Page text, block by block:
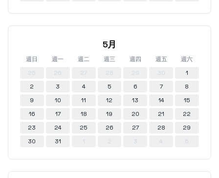
5月
週日 週一 週二 週三 週四 週五
週六
25
26 27 28 29 30
1
2
3 4 5 6 7
8
9
10 11 12 13 14
15
16
17 18 19 20 21
22
23
24 25 26 27 28
29
30
31 1 2 3 4 5